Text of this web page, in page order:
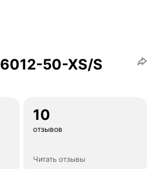
50-XS/S
10
отзывов
Читать отзывы